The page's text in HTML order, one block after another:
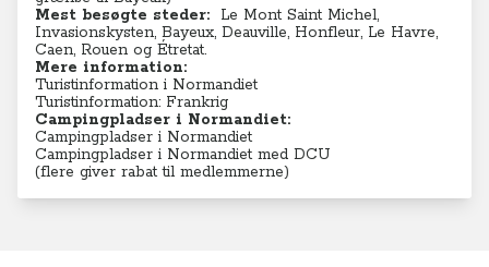
Mest besøgte steder:
Le Mont Saint Michel,
Invasionskysten, Bayeux, Deauville, Honfleur, Le Havre,
Caen, Rouen og Étretat.
Mere information:
Turistinformation i Normandiet
Turistinformation: Frankrig
Campingpladser i Normandiet:
Campingpladser i Normandiet
Campingpladser i Normandiet med DCU
(flere giver rabat til medlemmerne)